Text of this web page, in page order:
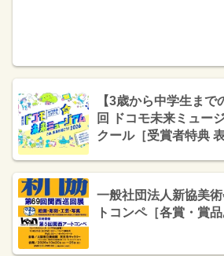
【3歳から中学生ま
回 ドコモ未来ミュー
クール［受賞者特典
一般社団法人新協美
トコンペ［各賞・賞品